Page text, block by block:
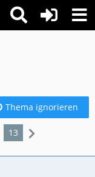
Thema ignorieren
13